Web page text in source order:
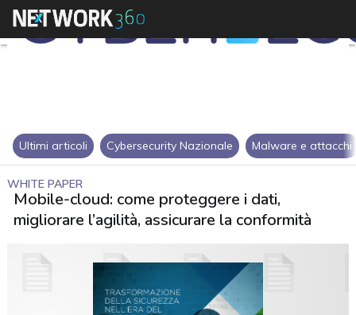
Ultimi articoli Cybersecurity Nazionale Malware e attacchi
WHITE PAPER
Mobile-cloud: come proteggere i dati,
migliorare l’agilità, assicurare la conformità